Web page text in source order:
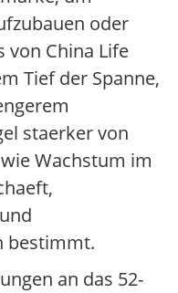
oder
von China Life
Tief der Spanne,
staerker von
Wachstum im
bestimmt.
an das 52-